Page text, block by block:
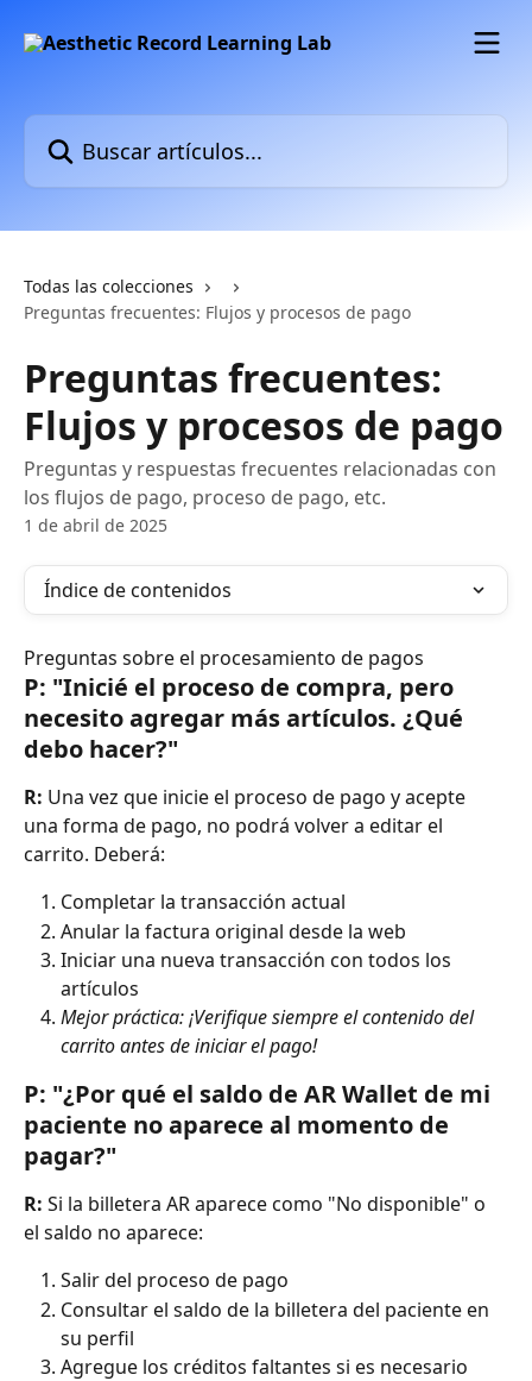
Buscar artículos...
Todas las colecciones
Preguntas frecuentes: Flujos y procesos de pago
Preguntas frecuentes:
Flujos y procesos de pago
Preguntas y respuestas frecuentes relacionadas con
los flujos de pago, proceso de pago, etc.
1 de abril de 2025
Índice de contenidos
Preguntas sobre el procesamiento de pagos
P: "Inicié el proceso de compra, pero
necesito agregar más artículos. ¿Qué
debo hacer?"
R: Una vez que inicie el proceso de pago y acepte
una forma de pago, no podrá volver a editar el
carrito. Deberá:
Completar la transacción actual
Anular la factura original desde la web
Iniciar una nueva transacción con todos los
artículos
Mejor práctica: ¡Verifique siempre el contenido del
carrito antes de iniciar el pago!
P: "¿Por qué el saldo de AR Wallet de mi
paciente no aparece al momento de
pagar?"
R: Si la billetera AR aparece como "No disponible" o
el saldo no aparece:
Salir del proceso de pago
Consultar el saldo de la billetera del paciente en
su perfil
Agregue los créditos faltantes si es necesario